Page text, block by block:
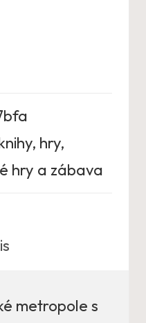
hry,
hry a zábava
metropole s